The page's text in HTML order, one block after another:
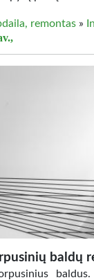
remontas »
baldų